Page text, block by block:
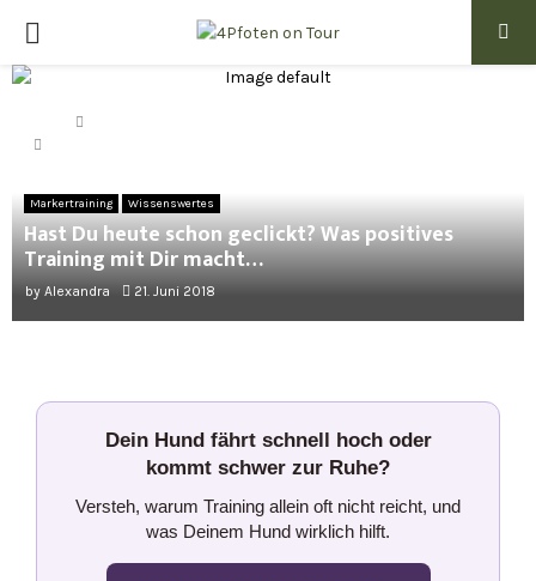
PRIMARY
MENU
Markertraining Wissenswertes
Hast Du heute schon geclickt? Was positives
Training mit Dir macht…
by Alexandra 21. Juni 2018
Dein Hund fährt schnell hoch oder
kommt schwer zur Ruhe?
Versteh, warum Training allein oft nicht reicht, und
was Deinem Hund wirklich hilft.